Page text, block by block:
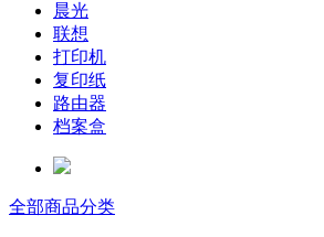
晨光
联想
打印机
复印纸
路由器
档案盒
全部商品分类